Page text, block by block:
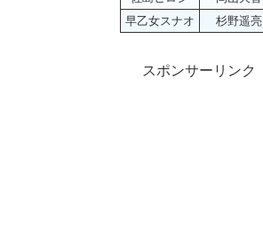
早乙女スナオ
杉野遥亮
スポンサーリンク